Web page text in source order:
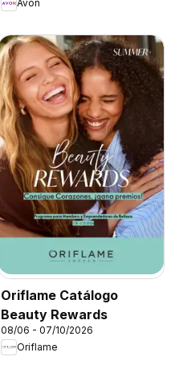
Avon
Oriflame Catálogo
Beauty Rewards
08/06 - 07/10/2026
Oriflame